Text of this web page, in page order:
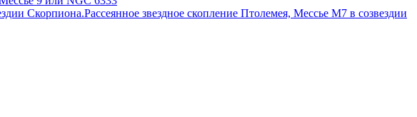
Рассеянное звездное скопление Птолемея, Мессье М7 в созвездии